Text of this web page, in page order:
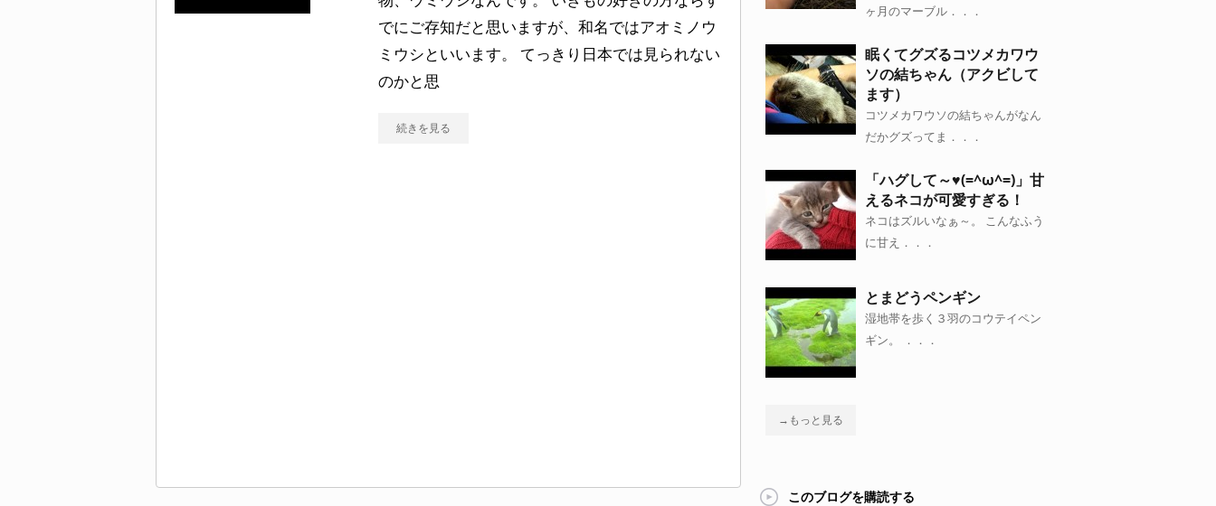
でにご存知だと思いますが、和名ではアオミノウ
ミウシといいます。 てっきり日本では見られない
のかと思
続きを見る
ヶ月のマーブル．．．
眠くてグズるコツメカワウ
ソの結ちゃん（アクビして
ます）
コツメカワウソの結ちゃんがなん
だかグズってま．．．
「ハグして～♥(=^ω^=)」甘
えるネコが可愛すぎる！
ネコはズルいなぁ～。 こんなふう
に甘え．．．
とまどうペンギン
湿地帯を歩く３羽のコウテイペン
ギン。 ．．．
→もっと見る
このブログを購読する